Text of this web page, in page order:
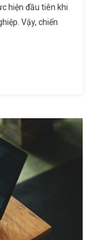
hiện đầu tiên khi
Vậy, chiến